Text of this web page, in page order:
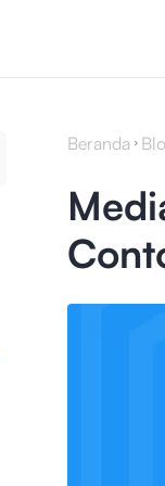
Beranda